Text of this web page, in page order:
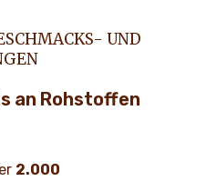
UND Q
an Rohstoffen
2.000